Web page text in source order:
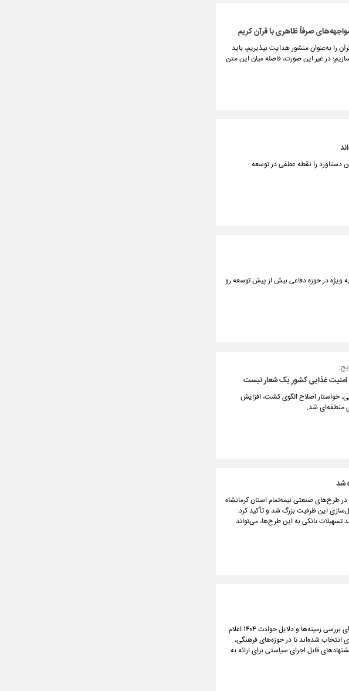
صرفاً ظاهری با قرآن کریم
را به‌عنوان منشور هدایت بپذیریم، باید
در غیر این صورت، فاصله میان این متن
۱۰۰ هزار مگاوات خبر داد و این دستاورد را نقطه عطفی در توسعه
به ویژه در حوزه دفاعی بیش از پیش توسعه رو
غذایی کشور یک شعار نیست
خواستار اصلاح الگوی کشت، افزایش
منطقه‌ای شد.
سرمایه‌گذاری انجام‌شده در طرح‌های صنعتی نیمه‌تمام استان کرمانشاه
این ظرفیت بزرگ شد و تأکید کرد:
بالای ۴۰ درصد و هدایت هدفمند تسهیلات بانکی به این طرح‌ها، می‌تواند
وزیر علوم، تحقیقات و فناوری با اشاره به مأموریت رئیس‌جمهور به دانشگاه‌ها برای بررسی زمینه‌ها و دلایل حوادث ۱۴۰۴ اعلام
انتخاب شده‌اند تا در حوزه‌های فرهنگی،
قابل اجرای سیاستی برای ارائه به